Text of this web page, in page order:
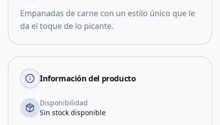
Empanadas de carne con un estilo único que le
da el toque de lo picante.
Información del producto
Disponibilidad
Sin stock disponible